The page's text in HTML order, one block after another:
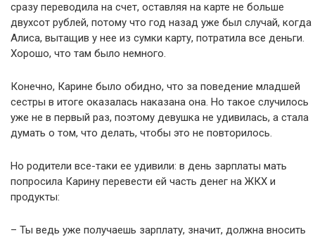
сразу переводила на счет, оставляя на карте не больше
двухсот рублей, потому что год назад уже был случай, когда
Алиса, вытащив у нее из сумки карту, потратила все деньги.
Хорошо, что там было немного.
Конечно, Карине было обидно, что за поведение младшей
сестры в итоге оказалась наказана она. Но такое случилось
уже не в первый раз, поэтому девушка не удивилась, а стала
думать о том, что делать, чтобы это не повторилось.
Но родители все-таки ее удивили: в день зарплаты мать
попросила Карину перевести ей часть денег на ЖКХ и
продукты:
– Ты ведь уже получаешь зарплату, значит, должна вносить